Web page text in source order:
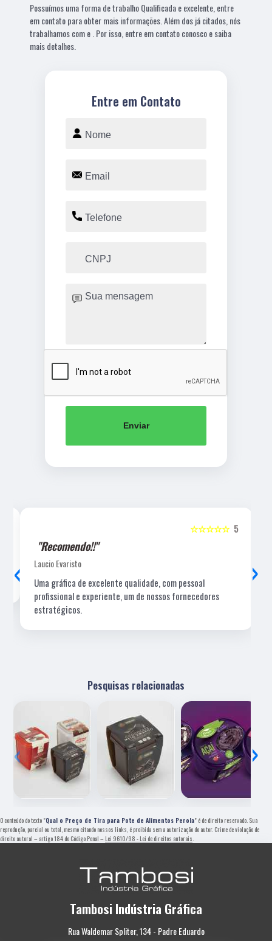
Possuímos uma forma de trabalho Qualificada e excelente, entre
em contato para obter mais informações. Além dos já citados, nós
trabalhamos com e . Por isso, entre em contato conosco e saiba
mais detalhes.
Entre em Contato
Enviar
5
☆☆☆☆☆
"Recomendo!!"
Laucio Evaristo
Uma gráfica de excelente qualidade, com pessoal
profissional e experiente, um de nossos fornecedores
estratégicos.
‹ ›
Pesquisas relacionadas
‹ ›
O conteúdo do texto "Qual o Preço de Tira para Pote de Alimentos Perola" é de direito reservado. Sua
reprodução, parcial ou total, mesmo citando nossos links, é proibida sem a autorização do autor. Crime de violação de
direito autoral – artigo 184 do Código Penal – Lei 9610/98 - Lei de direitos autorais
Tambosi Indústria Gráfica
Rua Waldemar Spliter, 134 - Padre Eduardo